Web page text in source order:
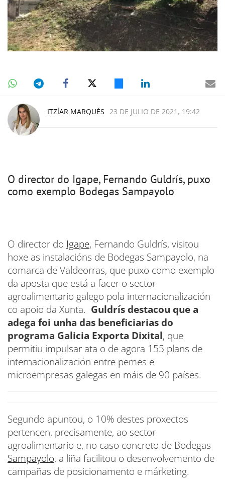
ITZÍAR MARQUÉS 23 DE JULIO DE 2021, 19:42
O director do Igape, Fernando Guldrís, puxo
como exemplo Bodegas Sampayolo
O director do Igape, Fernando Guldrís, visitou
hoxe as instalacións de Bodegas Sampayolo, na
comarca de Valdeorras, que puxo como exemplo
da aposta que está a facer o sector
agroalimentario galego pola internacionalización
co apoio da Xunta. Guldrís destacou que a
adega foi unha das beneficiarias do
programa Galicia Exporta Dixital, que
permitiu impulsar ata o de agora 155 plans de
internacionalización entre pemes e
microempresas galegas en máis de 90 países.
Segundo apuntou, o 10% destes proxectos
pertencen, precisamente, ao sector
agroalimentario e, no caso concreto de Bodegas
Sampayolo, a liña facilitou o desenvolvemento de
campañas de posicionamento e márketing.